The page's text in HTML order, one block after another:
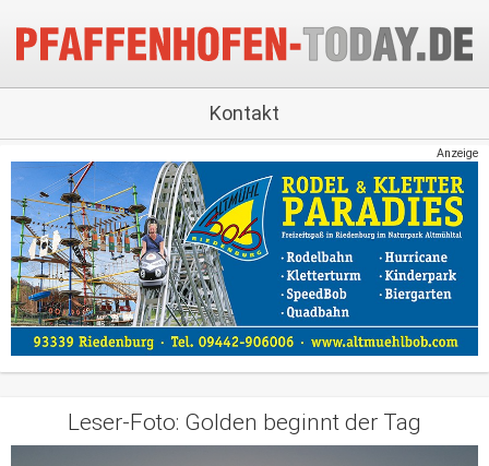
Kontakt
Anzeige
Leser-Foto: Golden beginnt der Tag